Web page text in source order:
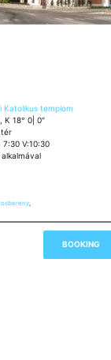
Katolikus templom
K 18° 0| 0″
tér
7:30 V:10:30
,